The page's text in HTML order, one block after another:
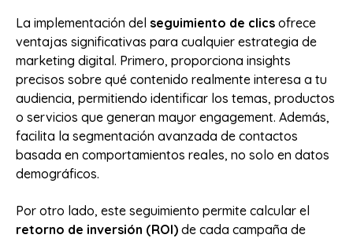
La implementación del seguimiento de clics ofrece
ventajas significativas para cualquier estrategia de
marketing digital. Primero, proporciona insights
precisos sobre qué contenido realmente interesa a tu
audiencia, permitiendo identificar los temas, productos
o servicios que generan mayor engagement. Además,
facilita la segmentación avanzada de contactos
basada en comportamientos reales, no solo en datos
demográficos.
Por otro lado, este seguimiento permite calcular el
retorno de inversión (ROI) de cada campaña de